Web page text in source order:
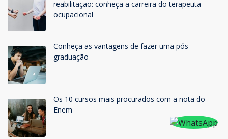
reabilitação: conheça a carreira do terapeuta
ocupacional
Conheça as vantagens de fazer uma pós-
graduação
Os 10 cursos mais procurados com a nota do
Enem